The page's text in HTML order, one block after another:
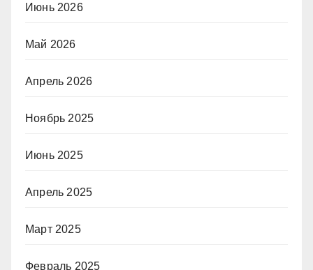
Июнь 2026
Май 2026
Апрель 2026
Ноябрь 2025
Июнь 2025
Апрель 2025
Март 2025
Февраль 2025